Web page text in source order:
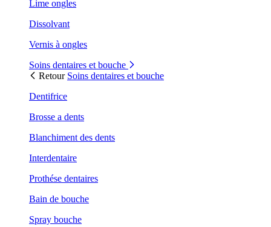
Lime ongles
Dissolvant
Vernis à ongles
Soins dentaires et bouche
Retour Soins dentaires et bouche
Dentifrice
Brosse a dents
Blanchiment des dents
Interdentaire
Prothése dentaires
Bain de bouche
Spray bouche